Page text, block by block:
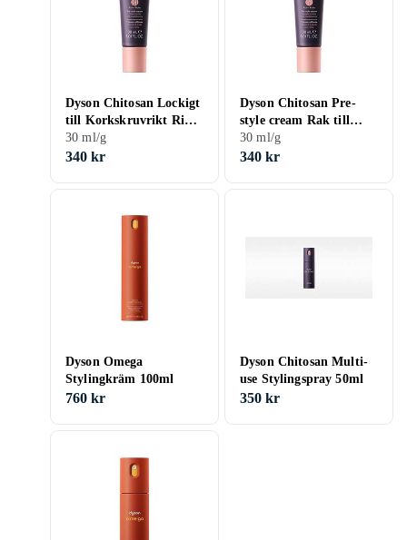
Dyson Chitosan Lockigt
till Korkskruvrikt Rikt
Konditionerande 30ml
30 ml/g
340 kr
Dyson Chitosan Pre-
style cream Rak till
vågig Rikligt
konditionerande 30ml
30 ml/g
340 kr
Dyson Omega
Stylingkräm 100ml
760 kr
Dyson Chitosan Multi-
use Stylingspray 50ml
350 kr